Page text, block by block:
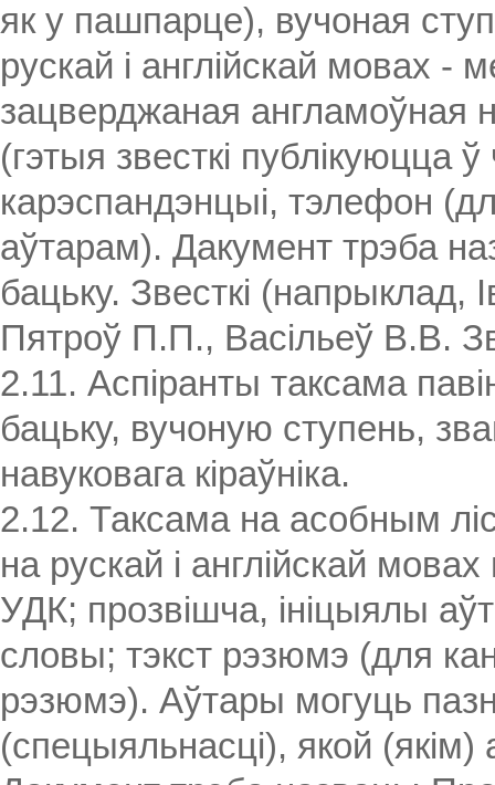
як у пашпарце), вучоная
рускай і англійскай мовах
зацверджаная англамоўная
(гэтыя звесткі публікуюцца
карэспандэнцыі, тэлефон
аўтарам). Дакумент трэба
бацьку. Звесткі (напрыклад,
Пятроў П.П., Васільеў В.В.
2.11. Аспіранты таксама
бацьку, вучоную ступень,
навуковага кіраўніка.
2.12. Таксама на асобным
на рускай і англійскай
УДК; прозвішча, ініцыялы
словы; тэкст рэзюмэ (для
рэзюмэ). Аўтары могуць
(спецыяльнасці), якой